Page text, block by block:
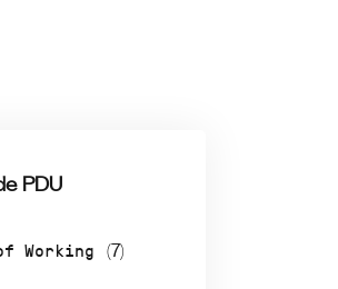
PDU
Working (7)